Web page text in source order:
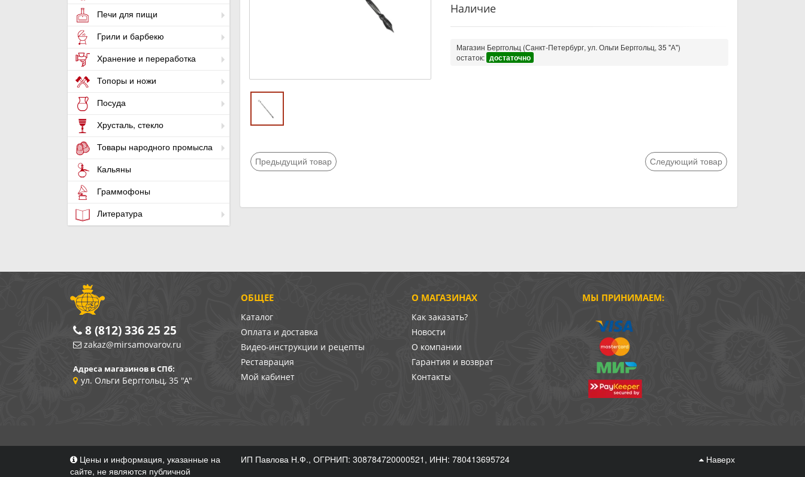
Печи для пищи
Грили и барбекю
Хранение и переработка
Топоры и ножи
Посуда
Хрусталь, стекло
Товары народного промысла
Кальяны
Граммофоны
Литература
Наличие
Магазин Берггольц (Санкт-Петербург, ул. Ольги Берггольц, 35 "А")
остаток: достаточно
Предыдущий товар Следующий товар
О МАГАЗИНАХ
Как заказать?
Новости
О компании
Гарантия и возврат
Контакты
ОБЩЕЕ
Каталог
Оплата и доставка
Видео-инструкции и рецепты
Реставрация
Мой кабинет
МЫ ПРИНИМАЕМ:
8 (812) 336 25 25
zakaz@mirsamovarov.ru
Адреса магазинов в СПб:
ул. Ольги Берггольц, 35 "А"
Цены и информация, указанные на
сайте, не являются публичной
ИП Павлова Н.Ф., ОГРНИП: 308784720000521, ИНН: 780413695724 Наверх